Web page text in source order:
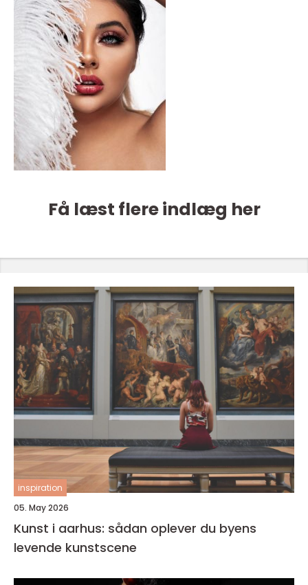
Få læst flere indlæg her
inspiration
05. May 2026
Kunst i aarhus: sådan oplever du byens
levende kunstscene